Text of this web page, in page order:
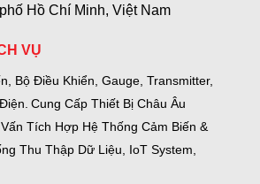
Hồ Chí Minh, Việt Nam
VỤ
Bộ Điều Khiển, Gauge, Transmitter,
Cung Cấp Thiết Bị Châu Âu
Tích Hợp Hệ Thống Cảm Biến &
Thu Thập Dữ Liệu, IoT System,